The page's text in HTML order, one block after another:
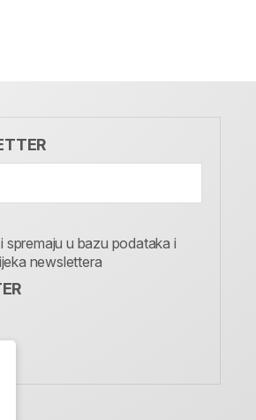
u bazu podataka i
newslettera